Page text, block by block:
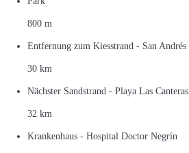
800 m
Entfernung zum Kiesstrand - San Andrés
30 km
Nächster Sandstrand - Playa Las Canteras
32 km
Krankenhaus - Hospital Doctor Negrín